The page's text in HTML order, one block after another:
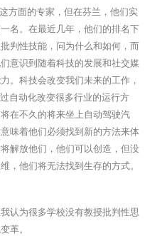
方面的专家，但在芬兰，他们实
名。在最近几年，他们的排名下
判性技能，问为什么和如何，而
意识到随着科技的发展和社交媒
。科技会改变我们未来的工作，
自动化改变很多行业的运行方
在不久的将来坐上自动驾驶汽
味着他们必须找到新的方法来体
解放他们，他们可以创造，但没
，他们将无法找到生存的方式。
认为很多学校没有教授批判性思
革。